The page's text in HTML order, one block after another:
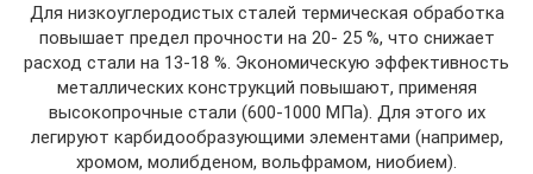
Для низкоуглеродистых сталей термическая обработка
повышает предел прочности на 20- 25 %, что снижает
расход стали на 13-18 %. Экономическую эффективность
металлических конструкций повышают, применяя
высокопрочные стали (600-1000 МПа). Для этого их
легируют карбидообразующими элементами (например,
хромом, молибденом, вольфрамом, ниобием).